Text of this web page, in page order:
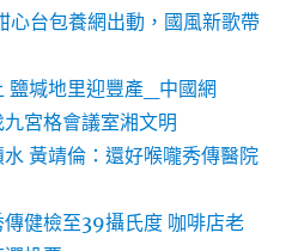
心台包養網出動，國風新歌帶
鹽堿地里迎豐產_中國網
九宮格會議室湘文明
黃靖倫：還好喉嚨秀傳醫院
健檢至39攝氏度 咖啡店老